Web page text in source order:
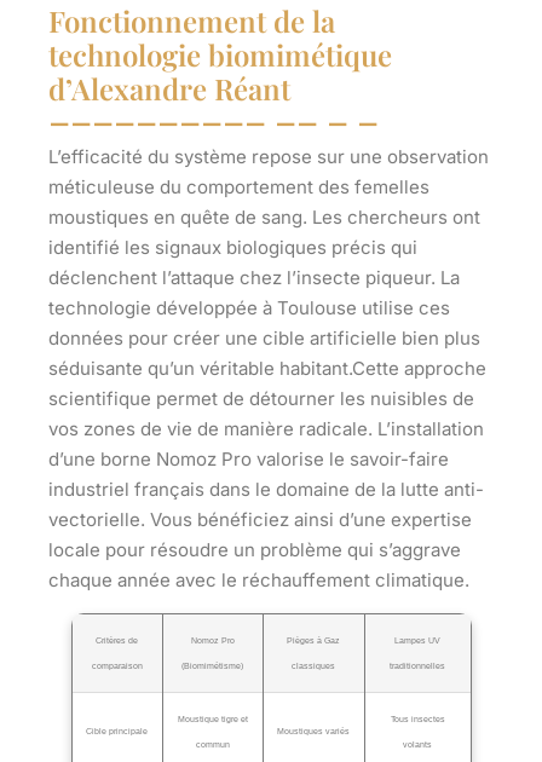
Fonctionnement de la
technologie biomimétique
d’Alexandre Réant
L’efficacité du système repose sur une observation
méticuleuse du comportement des femelles
moustiques en quête de sang. Les chercheurs ont
identifié les signaux biologiques précis qui
déclenchent l’attaque chez l’insecte piqueur. La
technologie développée à Toulouse utilise ces
données pour créer une cible artificielle bien plus
séduisante qu’un véritable habitant.Cette approche
scientifique permet de détourner les nuisibles de
vos zones de vie de manière radicale. L’installation
d’une borne Nomoz Pro valorise le savoir-faire
industriel français dans le domaine de la lutte anti-
vectorielle. Vous bénéficiez ainsi d’une expertise
locale pour résoudre un problème qui s’aggrave
chaque année avec le réchauffement climatique.
Critères de
comparaison
Nomoz Pro
(Biomimétisme)
Pièges à Gaz
classiques
Lampes UV
traditionnelles
Cible principale
Moustique tigre et
commun
Moustiques variés
Tous insectes
volants